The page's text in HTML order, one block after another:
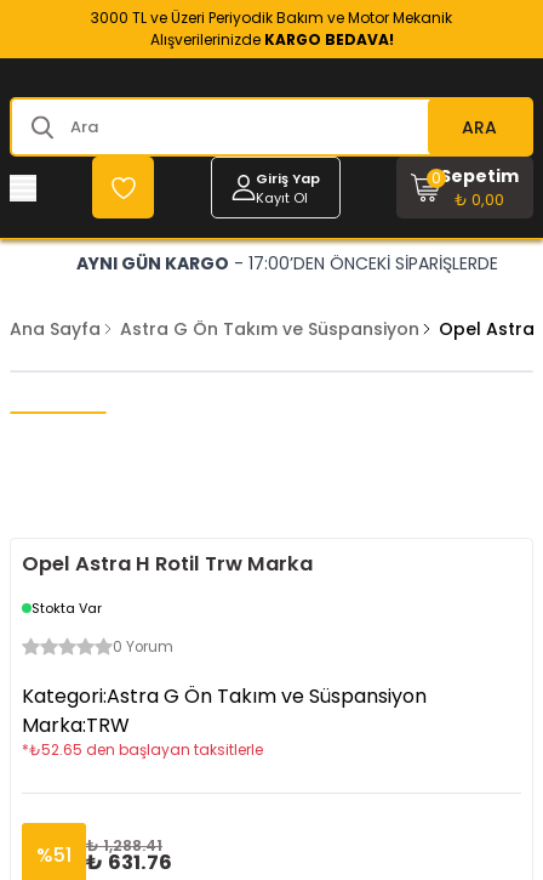
3000 TL ve Üzeri Periyodik Bakım ve Motor Mekanik
Alışverilerinizde KARGO BEDAVA!
ARA
Giriş Yap
Kayıt Ol
Sepetim
₺ 0,00
0
AYNI GÜN KARGO - 17:00’DEN ÖNCEKİ SİPARİŞLERDE
Ana Sayfa Astra G Ön Takım ve Süspansiyon Opel Astra
Opel Astra H Rotil Trw Marka
Stokta Var
0 Yorum
Kategori:Astra G Ön Takım ve Süspansiyon
Marka:TRW
*₺52.65 den başlayan taksitlerle
%51 ₺ 1,288.41
₺ 631.76